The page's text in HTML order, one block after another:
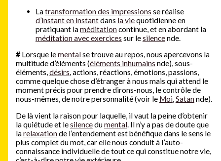
Latransformation des impressions se réalise
d’instant en instantdans la viequotidienne en
pratiquant laméditationcontinue, et en abordant la
méditation avec exercices sur lesilencende.
#Lorsque lementalse trouve au repos, nous apercevons la
multitude d’éléments (éléments inhumains nde), sous-
éléments,désirs, actions, réactions, émotions, passions,
comme quelque chose d’étranger à nous mais qui attend le
moment précis pour prendre dirons-nous, le contrôle de
nous-mêmes, de notre personnalité (voir le Moi,Satannde).
De là vient la raison pour laquelle, il vaut la peine d’obtenir
la quiétude et lesilencedumental. Il n’y a pas de doute que
larelaxationde l’entendement est bénéfique dans le sens le
plus complet du mot, car elle nous conduit à l’auto-
connaissance individuelle de tout ce qui constitue notre vie,